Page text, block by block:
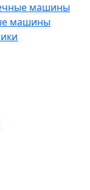
машины
машины